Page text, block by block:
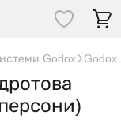
Godox Godox